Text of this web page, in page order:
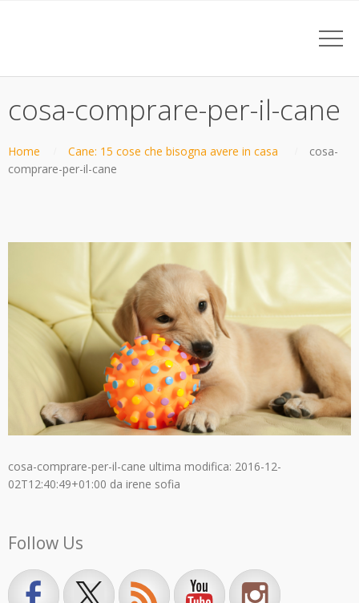
cosa-comprare-per-il-cane
Home Cane: 15 cose che bisogna avere in casa
cosa-
comprare-per-il-cane
cosa-comprare-per-il-cane ultima modifica: 2016-12-
02T12:40:49+01:00 da irene sofia
Follow Us